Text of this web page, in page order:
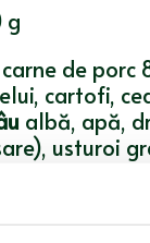
g
carne de porc
cartofi,
albă, apă,
usturoi
pătrunjel,
urme de:
pește,